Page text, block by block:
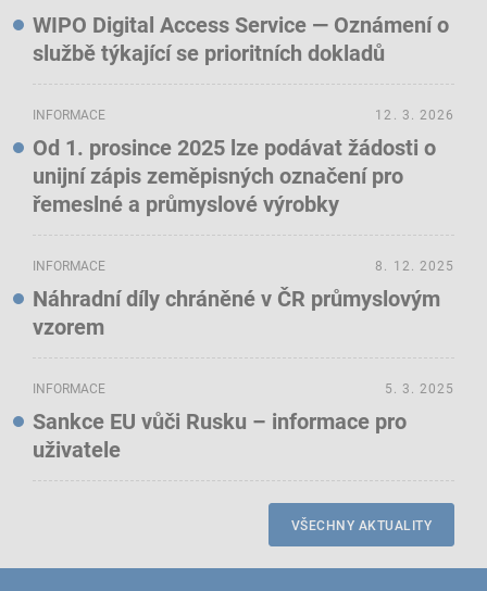
WIPO Digital Access Service — Oznámení o
službě týkající se prioritních dokladů
INFORMACE
Od 1. prosince 2025 lze podávat žádosti o
unijní zápis zeměpisných označení pro
řemeslné a průmyslové výrobky
12. 3. 2026
INFORMACE
Náhradní díly chráněné v ČR průmyslovým
vzorem
8. 12. 2025
INFORMACE
Sankce EU vůči Rusku – informace pro
uživatele
5. 3. 2025
VŠECHNY AKTUALITY